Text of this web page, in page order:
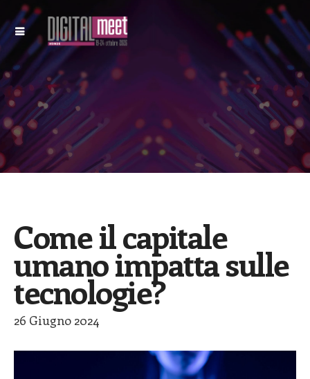
Come il capitale
umano impatta sulle
tecnologie?
26 Giugno 2024